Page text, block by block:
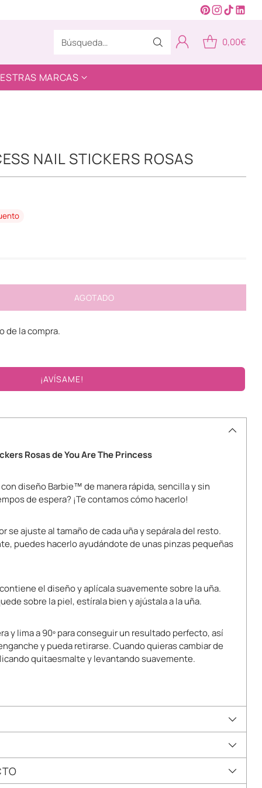
Búsqueda… 0,00€
MARCAS
NAIL STICKERS ROSAS
AGOTADO
de la compra.
¡AVÍSAME!
Rosas de You Are The Princess
diseño Barbie™ de manera rápida, sencilla y sin
de espera? ¡Te contamos cómo hacerlo!
se ajuste al tamaño de cada uña y sepárala del resto.
puedes hacerlo ayudándote de unas pinzas pequeñas
el diseño y aplícala suavemente sobre la uña.
sobre la piel, estírala bien y ajústala a la uña.
y lima a 90º para conseguir un resultado perfecto, así
y pueda retirarse. Cuando quieras cambiar de
quitaesmalte y levantando suavemente.